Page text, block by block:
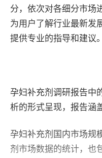
分，依次对各细分市场
为用户了解行业最新发
提供专业的指导和建议。
孕妇补充剂调研报告中
析的形式呈现，报告涵
孕妇补充剂国内市场规
剂市场数据的统计，